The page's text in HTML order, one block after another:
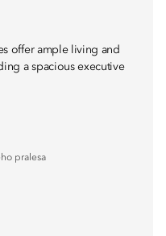
offer ample living and
a spacious executive
pralesa